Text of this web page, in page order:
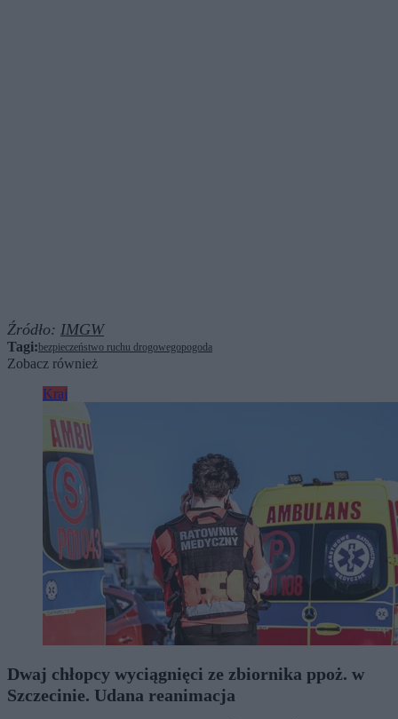
Źródło: IMGW
Tagi:bezpieczeństwo ruchu drogowegopogoda
Zobacz również
Kraj
Dwaj chłopcy wyciągnięci ze zbiornika ppoż. w
Szczecinie. Udana reanimacja